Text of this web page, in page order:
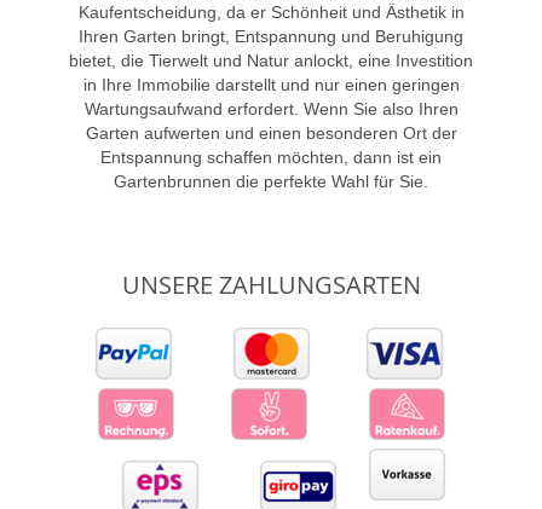
Kaufentscheidung, da er Schönheit und Ästhetik in
Ihren Garten bringt, Entspannung und Beruhigung
bietet, die Tierwelt und Natur anlockt, eine Investition
in Ihre Immobilie darstellt und nur einen geringen
Wartungsaufwand erfordert. Wenn Sie also Ihren
Garten aufwerten und einen besonderen Ort der
Entspannung schaffen möchten, dann ist ein
Gartenbrunnen die perfekte Wahl für Sie.
UNSERE ZAHLUNGSARTEN